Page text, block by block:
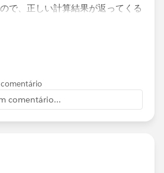
で、正しい計算結果が返ってくる
comentário...